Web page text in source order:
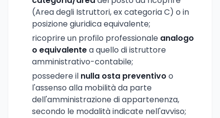
(Area degli Istruttori, ex categoria C) o in
posizione giuridica equivalente;
ricoprire un profilo professionale analogo
o equivalentea quello di istruttore
amministrativo-contabile;
possedere il nulla osta preventivo o
l'assenso alla mobilità da parte
dell'amministrazione di appartenenza,
secondo le modalità indicate nell'avviso;